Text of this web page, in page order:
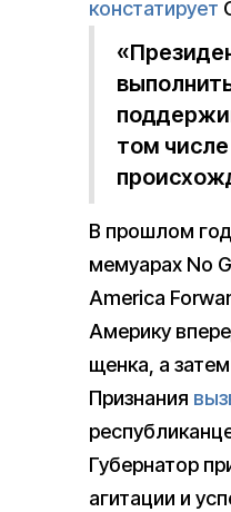
констатирует
том
В прошлом
мемуарах No
America
Америку
щенка, а
Признания
Губернатор
агитации и